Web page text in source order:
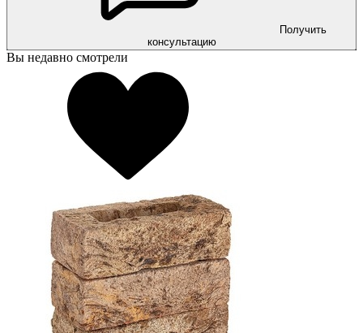
Получить
консультацию
Вы недавно смотрели